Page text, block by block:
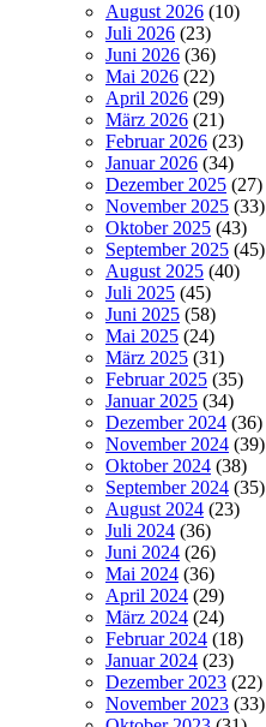
August 2026 (10)
Juli 2026 (23)
Juni 2026 (36)
Mai 2026 (22)
April 2026 (29)
März 2026 (21)
Februar 2026 (23)
Januar 2026 (34)
Dezember 2025 (27)
November 2025 (33)
Oktober 2025 (43)
September 2025 (45)
August 2025 (40)
Juli 2025 (45)
Juni 2025 (58)
Mai 2025 (24)
März 2025 (31)
Februar 2025 (35)
Januar 2025 (34)
Dezember 2024 (36)
November 2024 (39)
Oktober 2024 (38)
September 2024 (35)
August 2024 (23)
Juli 2024 (36)
Juni 2024 (26)
Mai 2024 (36)
April 2024 (29)
März 2024 (24)
Februar 2024 (18)
Januar 2024 (23)
Dezember 2023 (22)
November 2023 (33)